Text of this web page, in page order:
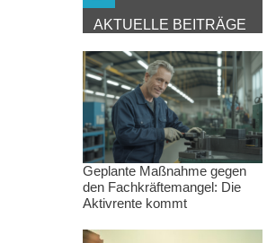
AKTUELLE BEITRÄGE
Geplante Maßnahme gegen
den Fachkräftemangel: Die
Aktivrente kommt